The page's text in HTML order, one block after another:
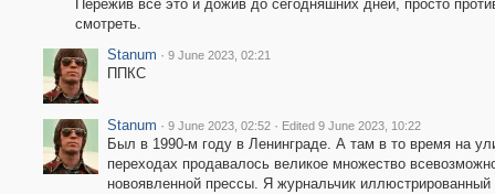
Пережив все это и дожив до сегодняшних дней, просто
смотреть.
Stanum · 9 June 2023, 02:21
ППКС
Stanum · 9 June 2023, 02:52 · Edited 9 June 2023, 10:22
Был в 1990-м году в Ленинграде. А там в то время на
переходах продавалось великое множество
новоявленной прессы. Я журнальчик иллюстрированный